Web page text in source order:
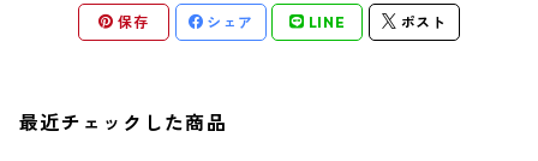
保存 シェア LINE ポスト
最近チェックした商品